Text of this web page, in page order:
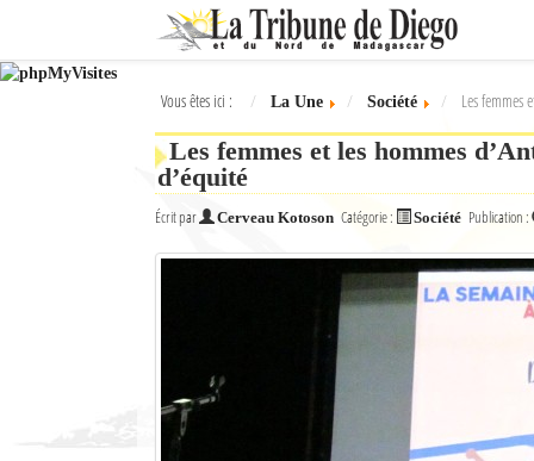
Ok
L'actualité à Diego Suarez
Vous êtes ici : La Une Société Les femmes
Les femmes et les hommes
d’équité
Écrit par Cerveau Kotoson Catégorie : Société Publication :